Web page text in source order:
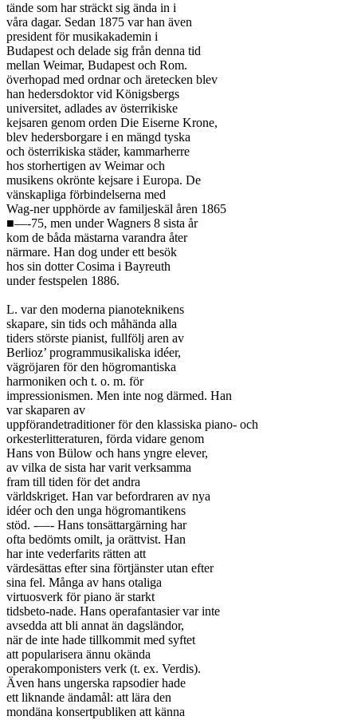
tände som har sträckt sig ända in i
våra dagar. Sedan 1875 var han även
president för musikakademin i
Budapest och delade sig från denna tid
mellan Weimar, Budapest och Rom.
överhopad med ordnar och äretecken blev
han hedersdoktor vid Königsbergs
universitet, adlades av österrikiske
kejsaren genom orden Die Eiserne Krone,
blev hedersborgare i en mängd tyska
och österrikiska städer, kammarherre
hos storhertigen av Weimar och
musikens okrönte kejsare i Europa. De
vänskapliga förbindelserna med
Wag-ner upphörde av familjeskäl åren 1865
■—-75, men under Wagners 8 sista år
kom de båda mästarna varandra åter
närmare. Han dog under ett besök
hos sin dotter Cosima i Bayreuth
under festspelen 1886.
L. var den moderna pianoteknikens
skapare, sin tids och måhända alla
tiders störste pianist, fullfölj aren av
Berlioz’ programmusikaliska idéer,
vägröjaren för den högromantiska
harmoniken och t. o. m. för
impressionismen. Men inte nog därmed. Han
var skaparen av
uppförandetraditioner för den klassiska piano- och
orkesterlitteraturen, förda vidare genom
Hans von Bülow och hans yngre elever,
av vilka de sista har varit verksamma
fram till tiden för det andra
världskriget. Han var befordraren av nya
idéer och den unga högromantikens
stöd. -—- Hans tonsättargärning har
ofta bedömts omilt, ja orättvist. Han
har inte vederfarits rätten att
värdesättas efter sina förtjänster utan efter
sina fel. Många av hans otaliga
virtuosverk för piano är starkt
tidsbeto-nade. Hans operafantasier var inte
avsedda att bli annat än dagsländor,
när de inte hade tillkommit med syftet
att popularisera ännu okända
operakomponisters verk (t. ex. Verdis).
Även hans ungerska rapsodier hade
ett liknande ändamål: att lära den
mondäna konsertpubliken att känna